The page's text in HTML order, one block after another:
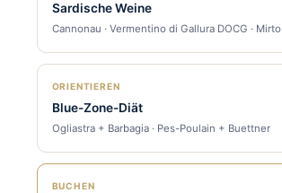
Sardische Weine
Cannonau · Vermentino di Gallura DOCG · Mirto
ORIENTIEREN
Blue-Zone-Diät
Ogliastra + Barbagia · Pes-Poulain + Buettner
BUCHEN